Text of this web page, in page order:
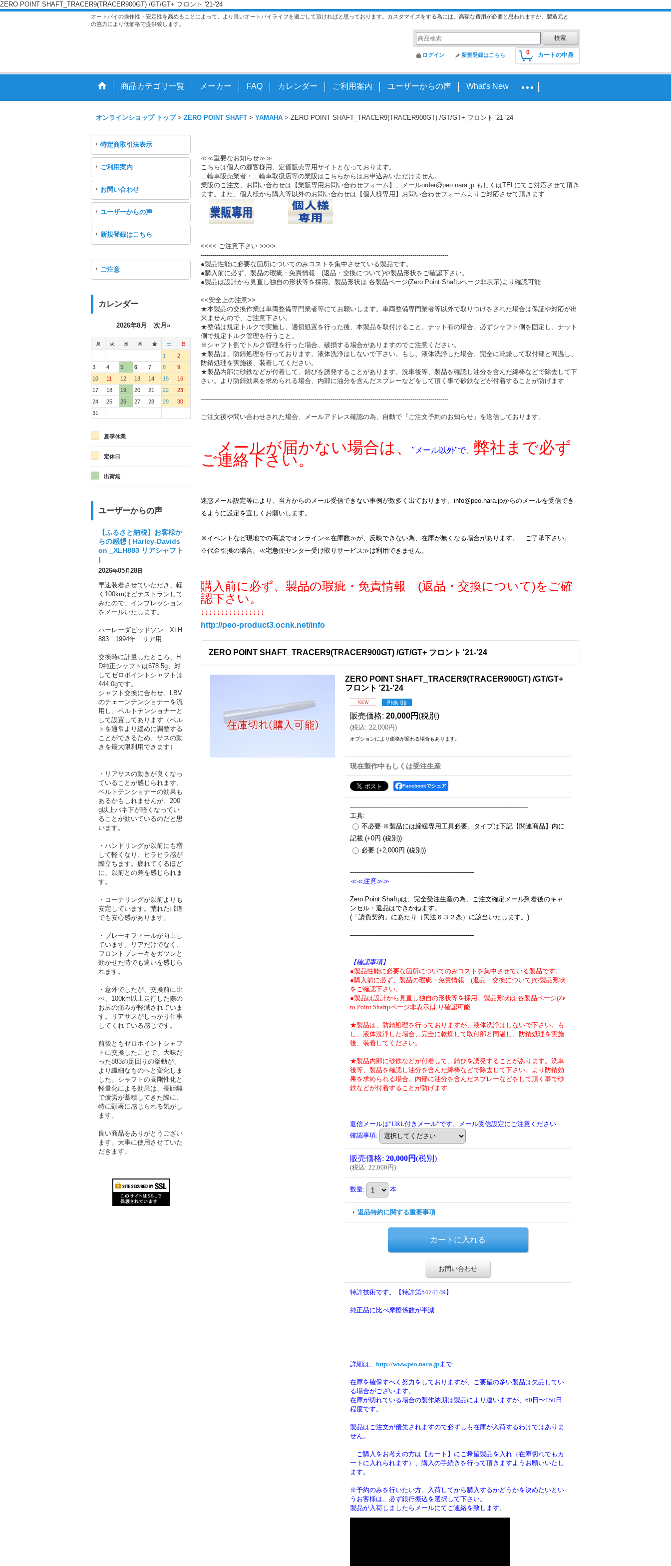
ZERO POINT SHAFT_TRACER9(TRACER900GT) /GT/GT+ フロント '21-'24
オートバイの操作性・安定性を高めることによって、より良いオートバイライフを過ごして頂ければと思っております。カスタマイズをする為には、高額な費用が必要と思われますが、製造元と
の協力により低価格で提供致します。
0 カートの中身
ログイン 新規登録はこちら
商品カテゴリ一覧 メーカー FAQ カレンダー ご利用案内 ユーザーからの声 What's New
オンラインショップ トップ > ZERO POINT SHAFT > YAMAHA > ZERO POINT SHAFT_TRACER9(TRACER900GT) /GT/GT+ フロント '21-'24
特定商取引法表示
ご利用案内
お問い合わせ
ユーザーからの声
新規登録はこちら
ご注意
カレンダー
2026年8月 次月»
月 火 水 木 金 土 日
1
2
3
4 5 6 7 8
9
10
11 12 13 14 15
16
17
18 19 20 21 22
23
24
25 26 27 28 29
30
31
夏季休業
定休日
出荷無
ユーザーからの声
【ふるさと納税】お客様か
らの感想 ( Harley-Davids
on _XLH883 リアシャフト
)
2026年05月28日
早速装着させていただき、軽
く100kmほどテストランして
みたので、インプレッション
をメールいたします。
ハーレーダビッドソン XLH
883 1994年 リア用
交換時に計量したところ、H
D純正シャフトは678.5g、対
してゼロポイントシャフトは
444.0gです。
シャフト交換に合わせ、LBV
のチェーンテンショナーを流
用し、ベルトテンショナーと
して設置してあります（ベル
トを通常より緩めに調整する
ことができるため、サスの動
きを最大限利用できます）
・リアサスの動きが良くなっ
ていることが感じられます。
ベルトテンショナーの効果も
あるかもしれませんが、200
g以上バネ下が軽くなってい
ることが効いているのだと思
います。
・ハンドリングが以前にも増
して軽くなり、ヒラヒラ感が
際立ちます。疲れてくるほど
に、以前との差を感じられま
す。
・コーナリングが以前よりも
安定しています。荒れた峠道
でも安心感があります。
・ブレーキフィールが向上し
ています。リアだけでなく、
フロントブレーキをガツンと
効かせた時でも違いを感じら
れます。
・意外でしたが、交換前に比
べ、100km以上走行した際の
お尻の痛みが軽減されていま
す。リアサスがしっかり仕事
してくれている感じです。
前後ともゼロポイントシャフ
トに交換したことで、大味だ
った883の足回りの挙動が、
より繊細なものへと変化しま
した。シャフトの高剛性化と
軽量化による効果は、長距離
で疲労が蓄積してきた際に、
特に顕著に感じられる気がし
ます。
良い商品をありがとうござい
ます。大事に使用させていた
だきます。
≪≪重要なお知らせ≫≫
こちらは個人の顧客様用、定価販売専用サイトとなっております。
二輪車販売業者・二輪車取扱店等の業販はこちらからはお申込みいただけません。
業販のご注文、お問い合わせは【業販専用お問い合わせフォーム】、メールorder@peo.nara.jp もしくはTELにてご対応させて頂き
ます。また、個人様から購入等以外のお問い合わせは【個人様専用】お問い合わせフォームよりご対応させて頂きます
<<<< ご注意下さい >>>>
----------------------------------------------------------------------------------------------------------------------------
●製品性能に必要な箇所についてのみコストを集中させている製品です。
●購入前に必ず、製品の瑕疵・免責情報 (返品・交換について)や製品形状をご確認下さい。
●製品は設計から見直し独自の形状等を採用。製品形状は 各製品ページ(Zero Point Shaftμページ非表示)より確認可能
<<安全上の注意>>
★本製品の交換作業は車両整備専門業者等にてお願いします。車両整備専門業者等以外で取りつけをされた場合は保証や対応が出
来ませんので、ご注意下さい。
★整備は規定トルクで実施し、適切処置を行った後、本製品を取付けること。ナット有の場合、必ずシャフト側を固定し、ナット
側で規定トルク管理を行うこと。
※シャフト側でトルク管理を行った場合、破損する場合がありますのでご注意ください。
★製品は、防錆処理を行っております。液体洗浄はしないで下さい。もし、液体洗浄した場合、完全に乾燥して取付部と同温し、
防錆処理を実施後、装着してください。
★製品内部に砂鉄などが付着して、錆びを誘発することがあります。洗車後等、製品を確認し油分を含んだ綿棒などで除去して下
さい。より防錆効果を求められる場合、内部に油分を含んだスプレーなどをして頂く事で砂鉄などが付着することが防げます
----------------------------------------------------------------------------------------------------------------------------
ご注文後や問い合わせされた場合、メールアドレス確認の為、自動で『ご注文予約のお知らせ』を送信しております。
メールが届かない場合は、 "メール以外"で、 弊社まで必ず
ご連絡下さい。
迷惑メール設定等により、当方からのメール受信できない事例が数多く出ております。info@peo.nara.jpからのメールを受信でき
るように設定を宜しくお願いします。
※イベントなど現地での商談でオンライン≪在庫数≫が、反映できない為、在庫が無くなる場合があります。 ご了承下さい。
※代金引換の場合、≪宅急便センター受け取りサービス≫は利用できません。
購入前に必ず、製品の瑕疵・免責情報 (返品・交換について)をご確
認下さい。
↓↓↓↓↓↓↓↓↓↓↓↓↓↓↓↓
http://peo-product3.ocnk.net/info
ZERO POINT SHAFT_TRACER9(TRACER900GT) /GT/GT+ フロント '21-'24
ZERO POINT SHAFT_TRACER9(TRACER900GT) /GT/GT+
フロント '21-'24
販売価格: 20,000円 (税別)
(税込: 22,000円)
オプションにより価格が変わる場合もあります。
現在製作中もしくは受注生産
Facebookでシェア
-----------------------------------------------------------------------------------------
工具:
不必要 ※製品には締緩専用工具必要。タイプは下記【関連商品】内に
記載 (+0円 (税別))
必要 (+2,000円 (税別))
--------------------------------------------------------------
≪≪注意≫≫
Zero Point Shaftμは、完全受注生産の為、ご注文確定メール到着後のキャ
ンセル・返品はできかねます。
(「請負契約」にあたり（民法６３２条）に該当いたします。)
--------------------------------------------------------------
【確認事項】
●製品性能に必要な箇所についてのみコストを集中させている製品です。
●購入前に必ず、製品の瑕疵・免責情報 (返品・交換について)や製品形状
をご確認下さい。
●製品は設計から見直し独自の形状等を採用。製品形状は 各製品ページ(Ze
ro Point Shaftμページ非表示)より確認可能
★製品は、防錆処理を行っておりますが、液体洗浄はしないで下さい。も
し、液体洗浄した場合、完全に乾燥して取付部と同温し、防錆処理を実施
後、装着してください。
★製品内部に砂鉄などが付着して、錆びを誘発することがあります。洗車
後等、製品を確認し油分を含んだ綿棒などで除去して下さい。より防錆効
果を求められる場合、内部に油分を含んだスプレーなどをして頂く事で砂
鉄などが付着することが防げます
返信メールは"URL付きメール"です。メール受信設定にご注意ください
確認事項:
販売価格: 20,000円(税別)
(税込: 22,000円)
数量: 本
返品特約に関する重要事項
お問い合わせ
特許技術です。【特許第5474149】
純正品に比べ摩擦係数が半減
詳細は、 http://www.peo.nara.jpまで
在庫を確保すべく努力をしておりますが、ご要望の多い製品は欠品してい
る場合がございます。
在庫が切れている場合の製作納期は製品により違いますが、60日〜150日
程度です。
製品はご注文が優先されますので必ずしも在庫が入荷するわけではありま
せん。
ご購入をお考えの方は【カート】にご希望製品を入れ（在庫切れでもカ
ートに入れられます）、購入の手続きを行って頂きますようお願いいたし
ます。
※予約のみを行いたい方、入荷してから購入するかどうかを決めたいとい
うお客様は、必ず銀行振込を選択して下さい。
製品が入荷しましたらメールにてご連絡を致します。